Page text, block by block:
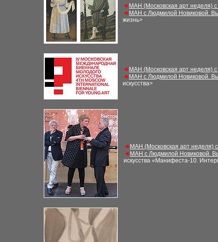
◄ МАН (Московская арт неделя)
◄ МАН с Людмилой Новиковой.
жизнь>
◄ МАН (Московская арт неделя)
◄ МАН с Людмилой Новиковой.
искусства>
◄ МАН (Московская арт неделя)
◄ МАН с Людмилой Новиковой.
искусства «Манифеста-10.